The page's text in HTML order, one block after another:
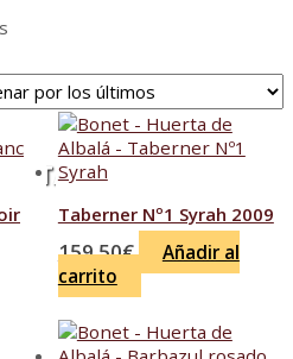
DE ALBALÁ
los
últimos
Taberner Nº1 Syrah 2009
159.50€
Añadir al
carrito